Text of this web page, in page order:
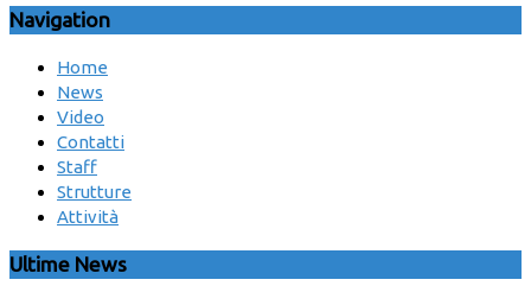
Navigation
Home
News
Video
Contatti
Staff
Strutture
Attività
Ultime News